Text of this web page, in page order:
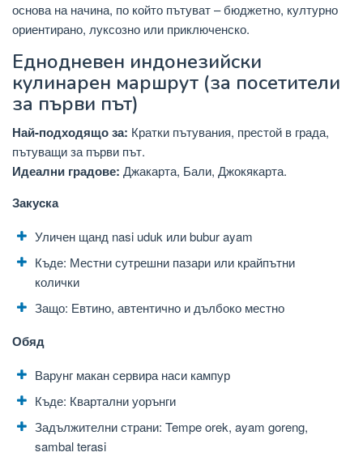
основа на начина, по който пътуват – бюджетно, културно
ориентирано, луксозно или приключенско.
Еднодневен индонезийски
кулинарен маршрут (за посетители
за първи път)
Най-подходящо за: Кратки пътувания, престой в града,
пътуващи за първи път.
Идеални градове: Джакарта, Бали, Джокякарта.
Закуска
Уличен щанд nasi uduk или bubur ayam
Къде: Местни сутрешни пазари или крайпътни
колички
Защо: Евтино, автентично и дълбоко местно
Обяд
Варунг макан сервира наси кампур
Къде: Квартални уорънги
Задължителни страни: Tempe orek, ayam goreng,
sambal terasi